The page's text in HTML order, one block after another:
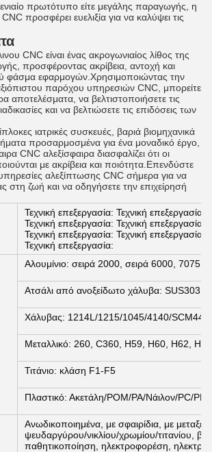
ενιαίο πρωτότυπο είτε μεγάλης παραγωγής, η
προσφέρει ευελιξία για να καλύψει τις
CNC είναι ένας ακρογωνιαίος λίθος της
προσφέροντας ακρίβεια, αντοχή και
φάσμα εφαρμογών.Χρησιμοποιώντας την
παρόχου υπηρεσιών CNC, μπορείτε
αποτελέσματα, να βελτιστοποιήσετε τις
και να βελτιώσετε τις επιδόσεις των
ιατρικές συσκευές, βαριά βιομηχανικά
προσαρμοσμένα για ένα μοναδικό έργο,
CNC αλεξίσφαιρα διασφαλίζει ότι οι
με ακρίβεια και ποιότητα.Επενδύστε
αλεξίπτωσης CNC σήμερα για να
στη ζωή και να οδηγήσετε την επιχείρησή
Τεχνική επεξεργασία: Τεχνική επεξεργασία:
Τεχνική επεξεργασία: Τεχνική επεξεργασία:
Τεχνική επεξεργασία: Τεχνική επεξεργασία:
Τεχνική επεξεργασία:
Αλουμίνιο: σειρά 2000, σειρά 6000, 7075,
Ατσάλι από ανοξείδωτο χάλυβα:
Χάλυβας: 1214L/1215/1045/4140/
Μεταλλικό: 260, C360, H59, H60, H62,
Τιτάνιο: κλάση F1-F5
Πλαστικό: Ακετάλη/POM/PA/Νάιλον/PC/
Ανωδικοποιημένα, με σφαιρίδια, με
ψευδαργύρου/νικλίου/χρωμίου/τιτανίου,
παθητικοποίηση, ηλεκτροφορέση,